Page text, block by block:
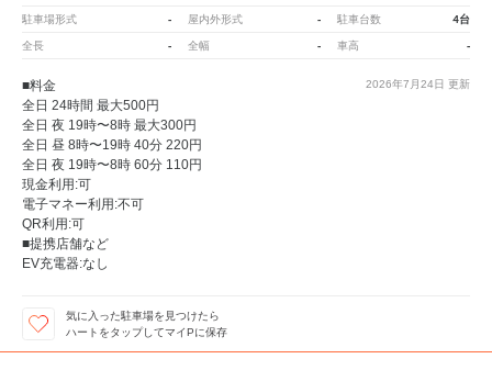
駐車場形式 - 屋内外形式 - 駐車台数 4台
全長 - 全幅 - 車高 -
2026年7月24日 更新
■料金
全日 24時間 最大500円
全日 夜 19時〜8時 最大300円
全日 昼 8時〜19時 40分 220円
全日 夜 19時〜8時 60分 110円
現金利用:可
電子マネー利用:不可
QR利用:可
■提携店舗など
EV充電器:なし
気に入った駐車場を見つけたら
ハートをタップしてマイPに保存